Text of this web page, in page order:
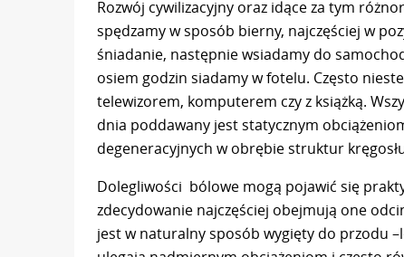
Rozwój cywilizacyjny oraz idące za tym
spędzamy w sposób bierny, najczęściej w
śniadanie, następnie wsiadamy do
osiem godzin siadamy w fotelu. Często
telewizorem, komputerem czy z książką.
dnia poddawany jest statycznym
degeneracyjnych w obrębie struktur
Dolegliwości bólowe mogą pojawić się
zdecydowanie najczęściej obejmują one
jest w naturalny sposób wygięty do przodu